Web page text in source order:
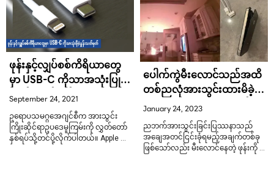
ဖုန်းနှင့်လျှပ်စစ်ကိရိယာတွေ
မှာ USB-C ကိုသာအသုံးပြုဖို့
စံနှုန်းသတ်မှတ်
September 24, 2021
ဥရောပသမဂ္ဂအေဂျင်စီက အားသွင်း
ကြိုးဆိုင်ရာဥပဒေမူကြမ်းကို လွှတ်တော်
နှစ်ရပ်သို့တင်ပို့လိုက်ပါတယ်။ Apple …
ပေါက်ကွဲမီးလောင်သည်အထိ
တစ်ညလုံအားသွင်းထားမိခဲ့
တဲ့ iPhone 4 သုံးစွဲသူတစ်ဦး
January 24, 2023
ညဘက်အားသွင်းခြင်းပြဿနာသည်
အချေအတင်ငြင်းခုံရမည့်အချက်တစ်ခု
ဖြစ်သော်လည်း မီးလောင်နေတဲ့ ဖုန်းကို …